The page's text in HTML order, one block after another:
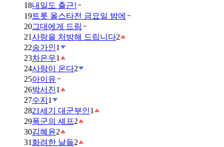
18내일도 출근!
19트롯 올스타전 금요일 밤에
20그대에게 드림
21사랑을 처방해 드립니다2
22송가인1
23차은우1
24사랑이 온다2
25아이유
26박서진1
27수지 1
2821세기 대군부인1
29폭군의 셰프2
30김혜윤2
31 화려한 날들2